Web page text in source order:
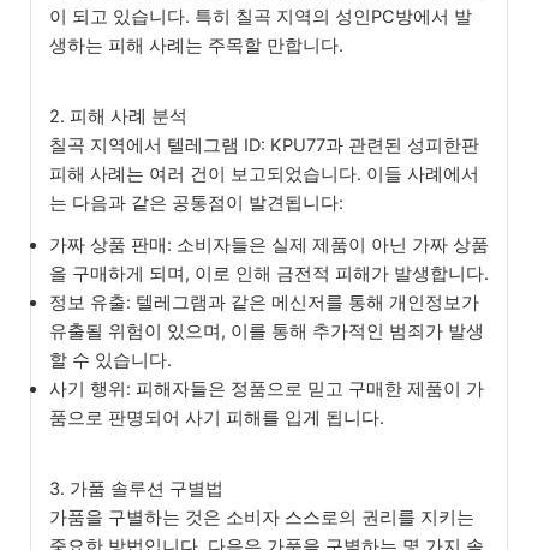
이 되고 있습니다. 특히 칠곡 지역의 성인PC방에서 발
생하는 피해 사례는 주목할 만합니다.
2. 피해 사례 분석
칠곡 지역에서 텔레그램 ID: KPU77과 관련된 성피한판
피해 사례는 여러 건이 보고되었습니다. 이들 사례에서
는 다음과 같은 공통점이 발견됩니다:
가짜 상품 판매: 소비자들은 실제 제품이 아닌 가짜 상품
을 구매하게 되며, 이로 인해 금전적 피해가 발생합니다.
정보 유출: 텔레그램과 같은 메신저를 통해 개인정보가
유출될 위험이 있으며, 이를 통해 추가적인 범죄가 발생
할 수 있습니다.
사기 행위: 피해자들은 정품으로 믿고 구매한 제품이 가
품으로 판명되어 사기 피해를 입게 됩니다.
3. 가품 솔루션 구별법
가품을 구별하는 것은 소비자 스스로의 권리를 지키는